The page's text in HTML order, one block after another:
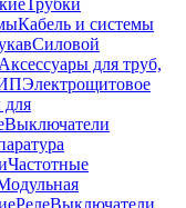
Трубки
Кабель и системы
Силовой
Аксессуары для труб,
Электрощитовое
для
Выключатели
Частотные
РелеВыключатели